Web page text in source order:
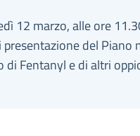
12 marzo, alle ore
del Piano
di Fentanyl e di altri